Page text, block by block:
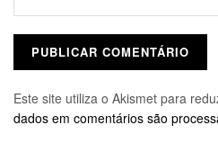
Este site utiliza o Akismet para
dados em comentários são